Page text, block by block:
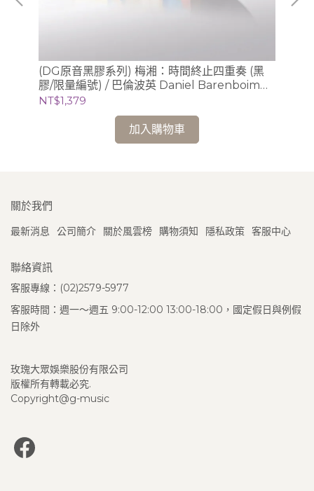
(DG原音黑膠系列) 梅湘：時間終止四重奏 (黑
膠/限量編號) / 巴倫波英 Daniel Barenboim
(鋼琴)
NT$1,379
加入購物車
關於我們
最新消息 公司簡介 關於風雲榜 購物須知 隱私政策 客服中心
聯絡資訊
客服專線：(02)2579-5977
客服時間：週一～週五 9:00-12:00 13:00-18:00，國定假日與例假
日除外
玫瑰大眾娛樂股份有限公司
版權所有轉載必究.
Copyright@g-music